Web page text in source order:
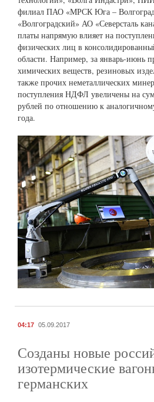
филиал ПАО «МРСК Юга –
«Волгоградский» АО «Северсталь
платы напрямую влияет на
физических лиц в
области. Например, за январь-июнь
химических веществ, резиновых
также прочих неметаллических
поступления НДФЛ увеличены на
рублей по отношению к
года.
04:17 05.09.2017
Созданы новые
изотермические
германских